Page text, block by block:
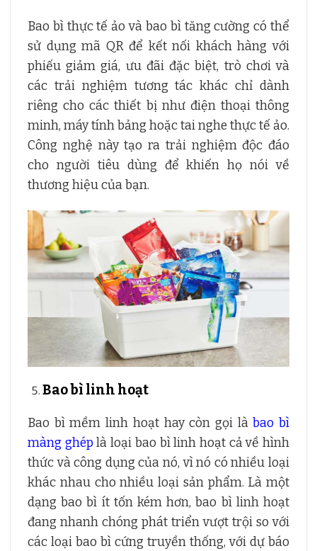
Bao bì thực tế ảo và bao bì tăng cường có thể
sử dụng mã QR để kết nối khách hàng với
phiếu giảm giá, ưu đãi đặc biệt, trò chơi và
các trải nghiệm tương tác khác chỉ dành
riêng cho các thiết bị như điện thoại thông
minh, máy tính bảng hoặc tai nghe thực tế ảo.
Công nghệ này tạo ra trải nghiệm độc đáo
cho người tiêu dùng để khiến họ nói về
thương hiệu của bạn.
Bao bì linh hoạt
Bao bì mềm linh hoạt hay còn gọi là bao bì
màng ghéplà loại bao bì linh hoạt cả về hình
thức và công dụng của nó, vì nó có nhiều loại
khác nhau cho nhiều loại sản phẩm. Là một
dạng bao bì ít tốn kém hơn, bao bì linh hoạt
đang nhanh chóng phát triển vượt trội so với
các loại bao bì cứng truyền thống, với dự báo